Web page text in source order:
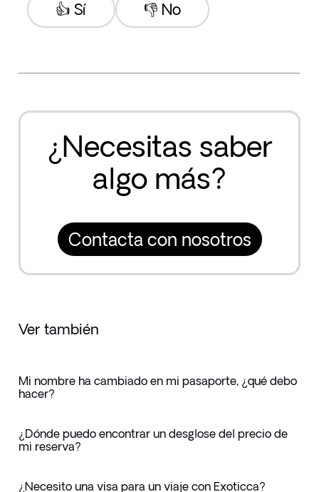
👎 No
👍 Sí
¿Necesitas saber
algo más?
Contacta con nosotros
Ver también
Mi nombre ha cambiado en mi pasaporte, ¿qué debo
hacer?
¿Dónde puedo encontrar un desglose del precio de
mi reserva?
¿Necesito una visa para un viaje con Exoticca?